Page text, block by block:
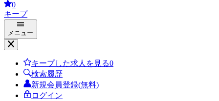
0
キープ
メニュー
キープした求人を見る0
検索履歴
新規会員登録(無料)
ログイン